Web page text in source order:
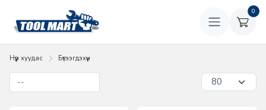
0
Нүүр хуудас Бүтээгдэхүүн